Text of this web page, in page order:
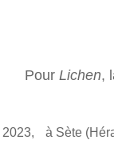
Pour Lichen,
2023, à Sète